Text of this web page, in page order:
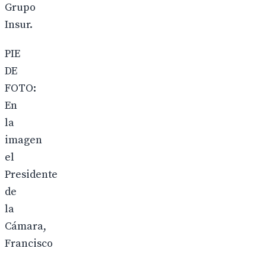
Grupo
Insur.
PIE
DE
FOTO:
En
la
imagen
el
Presidente
de
la
Cámara,
Francisco